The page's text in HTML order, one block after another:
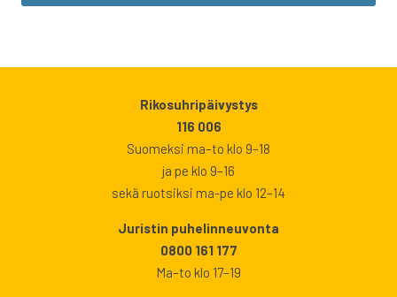
Rikosuhripäivystys
116 006
Suomeksi ma–to klo 9–18
ja pe klo 9–16
sekä ruotsiksi ma-pe klo 12–14
Juristin puhelinneuvonta
0800 161 177
Ma–to klo 17–19